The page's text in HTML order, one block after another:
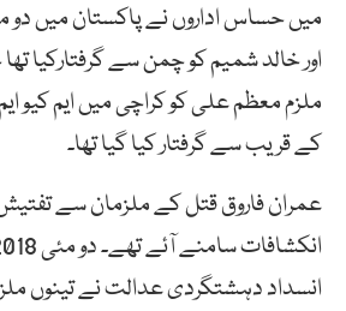
میں حساس اداروں نے پاکستان میں
اور خالد شمیم کو چمن سے گرفتارکیا
ملزم معظم علی کو کراچی میں ایم کیو ایم
کے قریب سے گرفتار کیا گیا تھا۔
عمران فاروق قتل کے ملزمان سے
انسداد دہشتگردی عدالت نے تینوں